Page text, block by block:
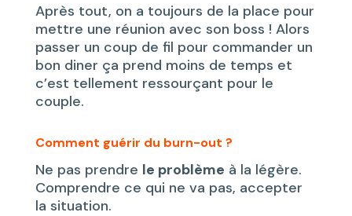
Après tout, on a toujours de la place pour
mettre une réunion avec son boss ! Alors
passer un coup de fil pour commander un
bon diner ça prend moins de temps et
c’est tellement ressourçant pour le
couple.
Comment guérir du burn-out ?
Ne pas prendre le problème à la légère.
Comprendre ce qui ne va pas, accepter
la situation.